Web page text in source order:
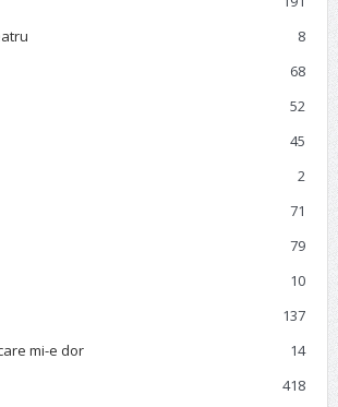
8
68
52
45
2
71
79
10
137
mi-e dor
14
418